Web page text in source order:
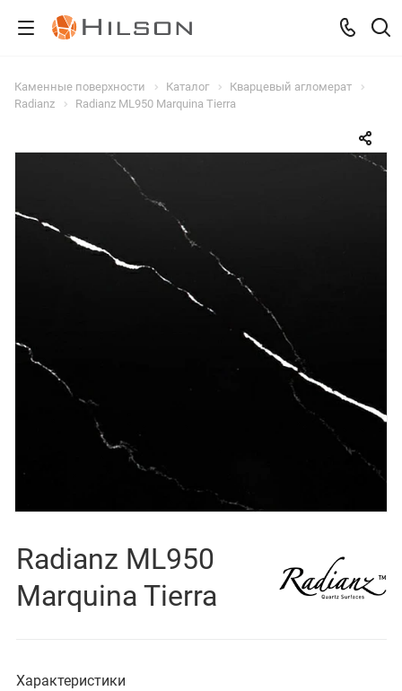
Каменные поверхности Каталог
Кварцевый агломерат
Radianz
Radianz ML950 Marquina Tierra
Radianz ML950
Marquina Tierra
Характеристики